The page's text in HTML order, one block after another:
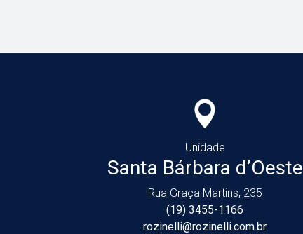
Unidade
Santa Bárbara d’Oeste
Rua Graça Martins, 235
(19) 3455-1166
rozinelli@rozinelli.com.br